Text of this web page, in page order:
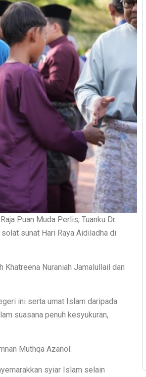
Puan Muda Perlis, Tuanku Dr.
sunat Hari Raya Aidiladha di
Khatreena Nuraniah Jamalullail dan
ini serta umat Islam daripada
suasana penuh kesyukuran,
Muthqa Azanol.
syiar Islam selain